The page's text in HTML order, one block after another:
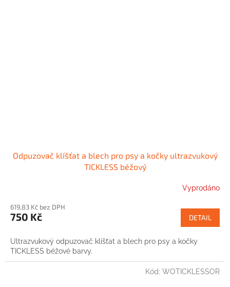
Odpuzovač klíšťat a blech pro psy a kočky ultrazvukový
TICKLESS béžový
Vyprodáno
619,83 Kč bez DPH
750 Kč DETAIL
Ultrazvukový odpuzovač klíšťat a blech pro psy a kočky
TICKLESS béžové barvy.
Kód: WOTICKLESSOR